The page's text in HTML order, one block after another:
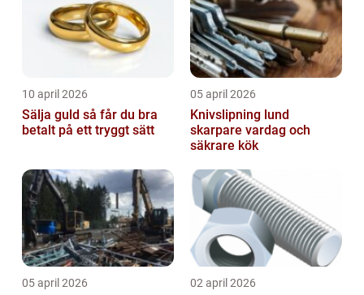
10 april 2026
Sälja guld så får du bra
betalt på ett tryggt sätt
05 april 2026
Knivslipning lund
skarpare vardag och
säkrare kök
05 april 2026 02 april 2026